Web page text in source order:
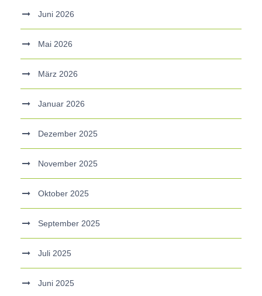
Juni 2026
Mai 2026
März 2026
Januar 2026
Dezember 2025
November 2025
Oktober 2025
September 2025
Juli 2025
Juni 2025